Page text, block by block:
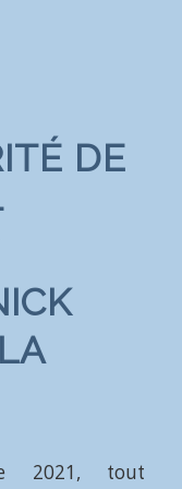
DE
2021, tout